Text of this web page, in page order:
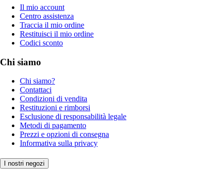
Il mio account
Centro assistenza
Traccia il mio ordine
Restituisci il mio ordine
Codici sconto
Chi siamo
Chi siamo?
Contattaci
Condizioni di vendita
Restituzioni e rimborsi
Esclusione di responsabilità legale
Metodi di pagamento
Prezzi e opzioni di consegna
Informativa sulla privacy
I nostri negozi